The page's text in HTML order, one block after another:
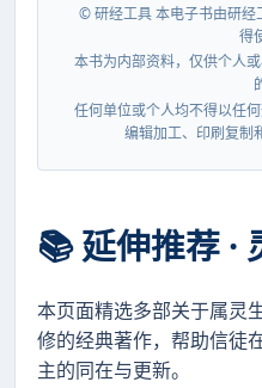
© 研经工具 本电子书由研经
得
本书为内部资料，仅供个人
任何单位或个人均不得以任
编辑加工、印刷复制
📚 延伸推荐 ·
本页面精选多部关于属灵
修的经典著作，帮助信徒
主的同在与更新。